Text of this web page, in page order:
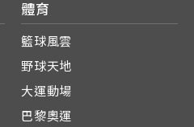
體育
籃球風雲
野球天地
大運動場
巴黎奧運